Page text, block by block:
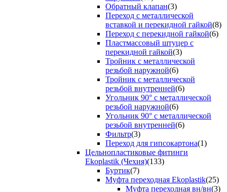
Обратный клапан(3)
Переход с металлической
вставкой и перекидной гайкой(8)
Переход с перекидной гайкой(6)
Пластмассовый штуцер с
перекидной гайкой(3)
Тройник с металлической
резьбой наружной(6)
Тройник с металлической
резьбой внутренней(6)
Угольник 90° с металлической
резьбой наружной(6)
Угольник 90° с металлической
резьбой внутренней(6)
Фильтр(3)
Переход для гипсокартона(1)
Цельнопластиковые фитинги
Ekoplastik (Чехия)(133)
Буртик(7)
Муфта переходная Ekoplastik(25)
Муфта переходная вн/вн(3)